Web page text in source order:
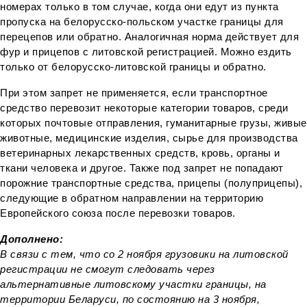
номерах только в том случае, когда они едут из пункта
пропуска на белорусско-польском участке границы для
перецепов или обратно. Аналогичная норма действует для
фур и прицепов с литовской регистрацией. Можно ездить
только от белорусско-литовской границы и обратно.
При этом запрет не применяется, если транспортное
средство перевозит некоторые категории товаров, среди
которых почтовые отправления, гуманитарные грузы, живые
животные, медицинские изделия, сырье для производства
ветеринарных лекарственных средств, кровь, органы и
ткани человека и другое. Также под запрет не попадают
порожние транспортные средства, прицепы (полуприцепы),
следующие в обратном направлении на территорию
Европейского союза после перевозки товаров.
Дополнено:
В связи с тем, что со 2 ноября грузовики на литовской
регистрации не смогут следовать через
альтернативные литовскому участки границы, на
территории Беларуси, по состоянию на 3 ноября,